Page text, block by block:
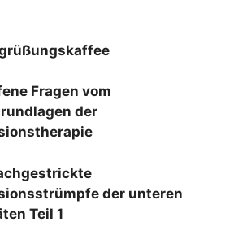
üßungskaffee
Fragen vom
undlagen der
der unteren
Teil 1